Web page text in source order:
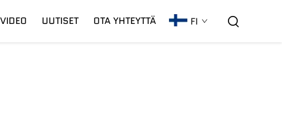
VIDEO UUTISET OTA YHTEYTTÄ FI